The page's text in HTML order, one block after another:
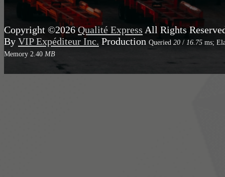
Copyright ©2026Qualité Express All Rights
By VIP Expéditeur Inc. Production Queried 20 / 16.75 ms;
Memory 2.40 MB